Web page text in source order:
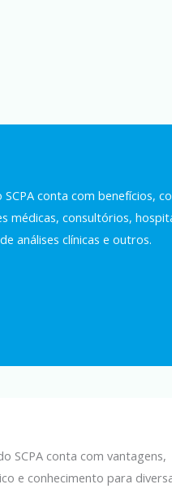
SCPA conta com benefícios,
médicas, consultórios,
análises clínicas e outros.
SCPA conta com vantagens,
e conhecimento para